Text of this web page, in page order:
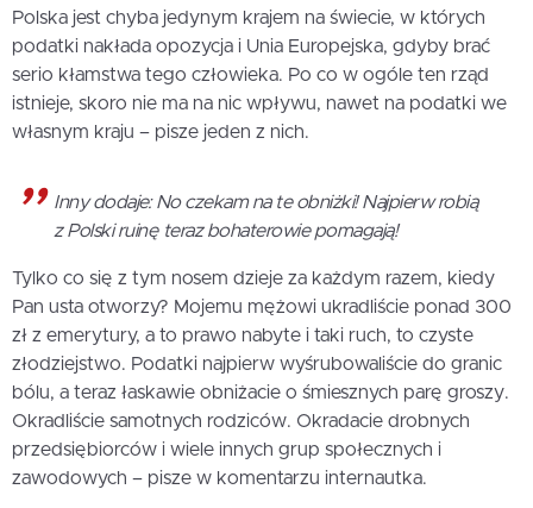
Polska jest chyba jedynym krajem na świecie, w których
podatki nakłada opozycja i Unia Europejska, gdyby brać
serio kłamstwa tego człowieka. Po co w ogóle ten rząd
istnieje, skoro nie ma na nic wpływu, nawet na podatki we
własnym kraju – pisze jeden z nich.
Inny dodaje: No czekam na te obniżki! Najpierw robią
z Polski ruinę teraz bohaterowie pomagają!
Tylko co się z tym nosem dzieje za każdym razem, kiedy
Pan usta otworzy? Mojemu mężowi ukradliście ponad 300
zł z emerytury, a to prawo nabyte i taki ruch, to czyste
złodziejstwo. Podatki najpierw wyśrubowaliście do granic
bólu, a teraz łaskawie obniżacie o śmiesznych parę groszy.
Okradliście samotnych rodziców. Okradacie drobnych
przedsiębiorców i wiele innych grup społecznych i
zawodowych – pisze w komentarzu internautka.